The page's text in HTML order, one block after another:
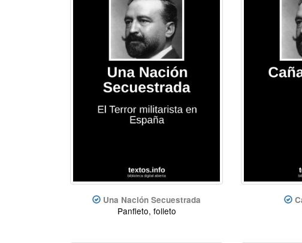
Una Nación Secuestrada
Panfleto, folleto